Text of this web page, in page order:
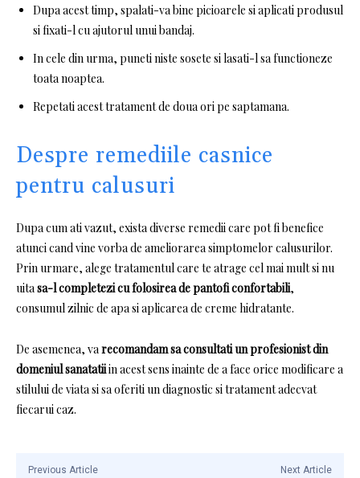
Dupa acest timp, spalati-va bine picioarele si aplicati produsul
si fixati-l cu ajutorul unui bandaj.
In cele din urma, puneti niste sosete si lasati-l sa functioneze
toata noaptea.
Repetati acest tratament de doua ori pe saptamana.
Despre remediile casnice
pentru calusuri
Dupa cum ati vazut, exista diverse remedii care pot fi benefice
atunci cand vine vorba de ameliorarea simptomelor calusurilor.
Prin urmare, alege tratamentul care te atrage cel mai mult si nu
uitasa-l completezi cu folosirea de pantofi confortabili,
consumul zilnic de apa si aplicarea de creme hidratante.
De asemenea, varecomandam sa consultati un profesionist din
domeniul sanatatiiin acest sens inainte de a face orice modificare a
stilului de viata si sa oferiti un diagnostic si tratament adecvat
fiecarui caz.
Previous Article Next Article